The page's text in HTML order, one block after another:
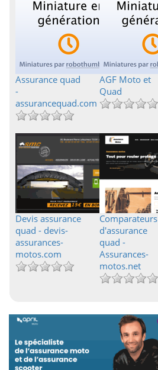
Assurance quad
-
assurancequad.com
AGF Moto et
Quad
Devis assurance
quad - devis-
assurances-
motos.com
Comparateurs
d'assurance
quad -
Assurances-
motos.net